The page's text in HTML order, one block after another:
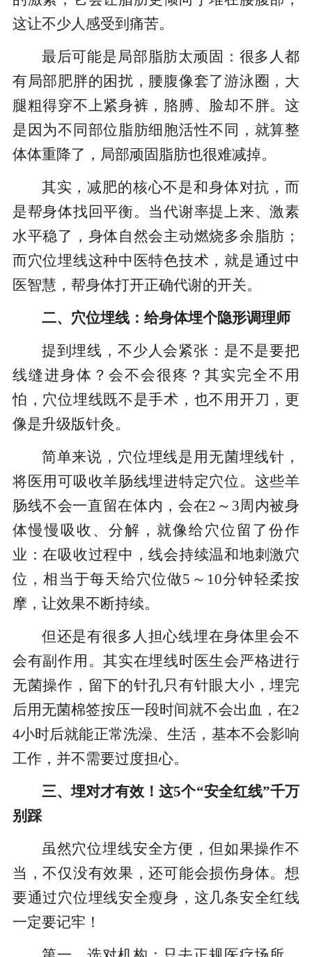
这让不少人感受到痛苦。
最后可能是局部脂肪太顽固：很多人都
有局部肥胖的困扰，腰腹像套了游泳圈，大
腿粗得穿不上紧身裤，胳膊、脸却不胖。这
是因为不同部位脂肪细胞活性不同，就算整
体体重降了，局部顽固脂肪也很难减掉。
其实，减肥的核心不是和身体对抗，而
是帮身体找回平衡。当代谢率提上来、激素
水平稳了，身体自然会主动燃烧多余脂肪；
而穴位埋线这种中医特色技术，就是通过中
医智慧，帮身体打开正确代谢的开关。
二、穴位埋线：给身体埋个隐形调理师
提到埋线，不少人会紧张：是不是要把
线缝进身体？会不会很疼？其实完全不用
怕，穴位埋线既不是手术，也不用开刀，更
像是升级版针灸。
简单来说，穴位埋线是用无菌埋线针，
将医用可吸收羊肠线埋进特定穴位。这些羊
肠线不会一直留在体内，会在2～3周内被身
体慢慢吸收、分解，就像给穴位留了份作
业：在吸收过程中，线会持续温和地刺激穴
位，相当于每天给穴位做5～10分钟轻柔按
摩，让效果不断持续。
但还是有很多人担心线埋在身体里会不
会有副作用。其实在埋线时医生会严格进行
无菌操作，留下的针孔只有针眼大小，埋完
后用无菌棉签按压一段时间就不会出血，在2
4小时后就能正常洗澡、生活，基本不会影响
工作，并不需要过度担心。
三、埋对才有效！这5个“安全红线”千万
别踩
虽然穴位埋线安全方便，但如果操作不
当，不仅没有效果，还可能会损伤身体。想
要通过穴位埋线安全瘦身，这几条安全红线
一定要记牢！